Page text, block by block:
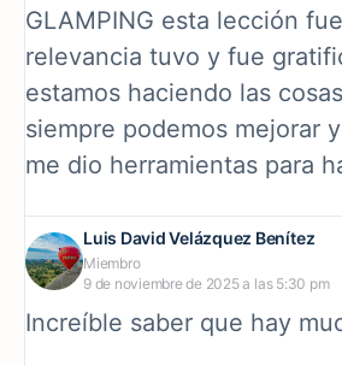
GLAMPING esta lección
relevancia tuvo y fue
estamos haciendo las
siempre podemos mejorar
me dio herramientas para
Luis David Velázquez Benítez
Miembro
9 de noviembre de 2025 a las 5:30 pm
Increíble saber que hay